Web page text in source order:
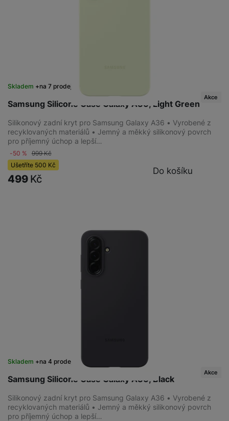
Samsung Silicone Case Galaxy A36, Light Green
Skladem na 7 prodejnách
Akce
Silikonový zadní kryt pro Samsung Galaxy A36 • Vyrobené z
recyklovaných materiálů • Jemný a měkký silikonový povrch
pro příjemný úchop a lepší…
-50 % 999Kč
Ušetříte 500 Kč
499 Kč
Do košíku
Samsung Silicone Case Galaxy A36, Black
Skladem na 4 prodejnách
Akce
Silikonový zadní kryt pro Samsung Galaxy A36 • Vyrobené z
recyklovaných materiálů • Jemný a měkký silikonový povrch
pro příjemný úchop a lepší…